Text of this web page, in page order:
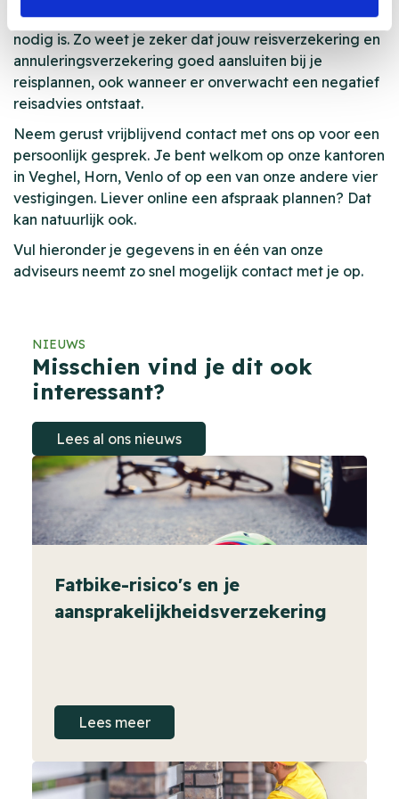
verzekering en kunnen deze aanpassen wanneer dat
nodig is. Zo weet je zeker dat jouw reisverzekering en
annuleringsverzekering goed aansluiten bij je
reisplannen, ook wanneer er onverwacht een negatief
reisadvies ontstaat.
Neem gerust vrijblijvend contact met ons op voor een
persoonlijk gesprek. Je bent welkom op onze kantoren
in Veghel, Horn, Venlo of op een van onze andere vier
vestigingen. Liever online een afspraak plannen? Dat
kan natuurlijk ook.
Vul hieronder je gegevens in en één van onze
adviseurs neemt zo snel mogelijk contact met je op.
NIEUWS
Misschien vind je dit ook
interessant?
Lees al ons nieuws
Fatbike-risico's en je
aansprakelijkheidsverzekering
Lees meer